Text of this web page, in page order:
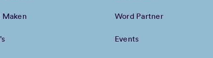
Maken Word Partner
Events